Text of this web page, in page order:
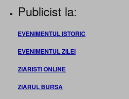
Publicist la:
EVENIMENTUL ISTORIC
EVENIMENTUL ZILEI
ZIARISTI ONLINE
ZIARUL BURSA